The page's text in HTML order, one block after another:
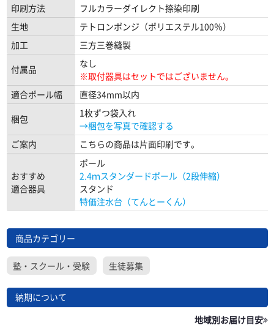
印刷方法
フルカラーダイレクト捺染印刷
生地
テトロンポンジ（ポリエステル100％）
加工
三方三巻縫製
付属品
なし
※取付器具はセットではございません。
適合ポール幅
直径34mm以内
梱包
1枚ずつ袋入れ
→梱包を写真で確認する
ご案内
こちらの商品は片面印刷です。
おすすめ
適合器具
ポール
2.4ｍスタンダードポール（2段伸縮）
スタンド
特価注水台（てんとーくん）
商品カテゴリー
塾・スクール・受験 生徒募集
納期について
地域別お届け目安